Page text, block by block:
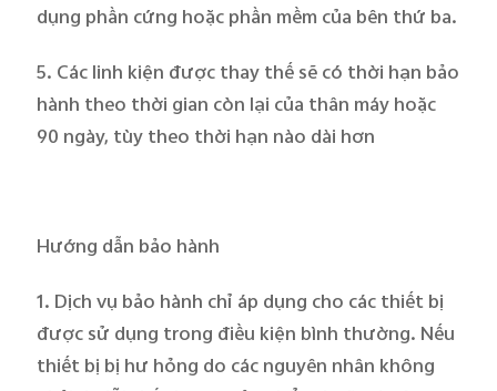
dụng phần cứng hoặc phần mềm của bên thứ ba.
5. Các linh kiện được thay thế sẽ có thời hạn bảo
hành theo thời gian còn lại của thân máy hoặc
90 ngày, tùy theo thời hạn nào dài hơn
Hướng dẫn bảo hành
1. Dịch vụ bảo hành chỉ áp dụng cho các thiết bị
được sử dụng trong điều kiện bình thường. Nếu
thiết bị bị hư hỏng do các nguyên nhân không